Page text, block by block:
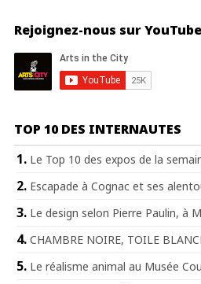
Rejoignez-nous sur
TOP 10 DES INTERNAUTES
Le Top 10 des expos de la
Escapade à Cognac et ses
Le design selon Pierre Paulin, à
CHAMBRE NOIRE, TOILE
Le réalisme animal au Musée